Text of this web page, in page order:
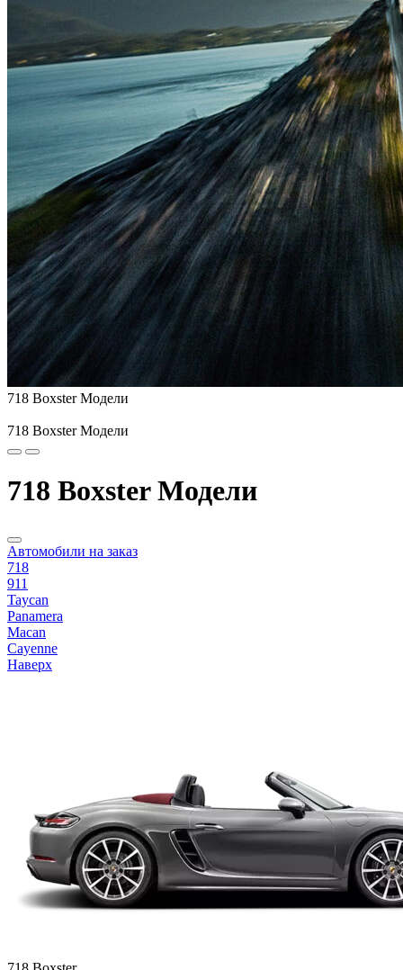
718 Boxster Модели
718 Boxster Модели
718 Boxster Модели
Автомобили на заказ
718
911
Taycan
Panamera
Macan
Cayenne
Наверх